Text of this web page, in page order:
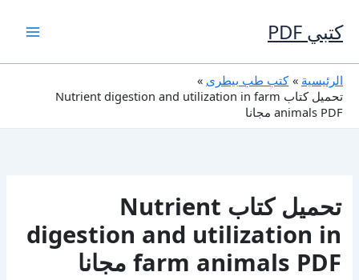
إلى
المحتوى
كتبي PDF
الرئيسية
كتب طب بيطرى
تحميل كتاب Nutrient digestion and utilization in farm
animals PDF مجانا
تحميل كتاب Nutrient
digestion and utilization in
farm animals PDF مجانا